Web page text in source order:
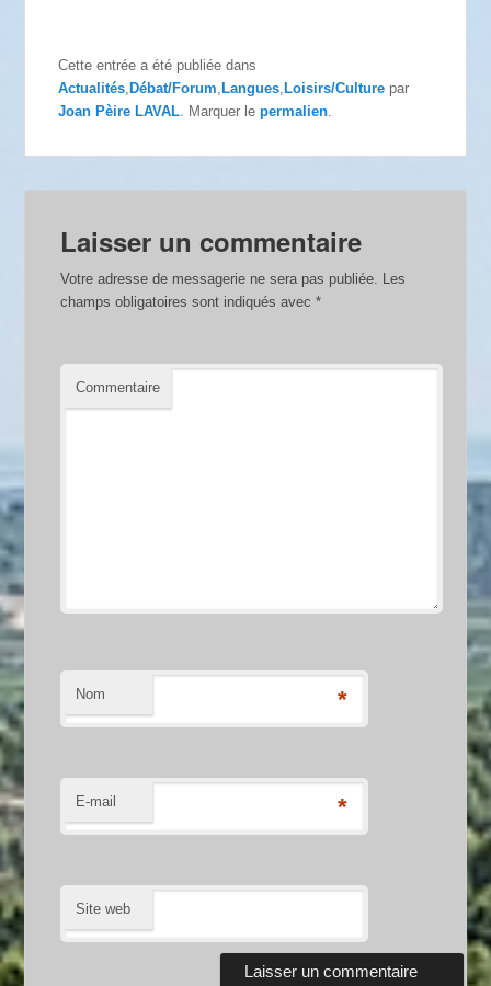
Cette entrée a été publiée dans
Actualités Débat/Forum Langues Loisirs/Culture par
Joan Pèire LAVAL . Marquer lepermalien
Laisser un commentaire
Votre adresse de messagerie ne sera pas publiée.
Les
champs obligatoires sont indiqués avec*
Commentaire
Nom *
E-mail *
Site web